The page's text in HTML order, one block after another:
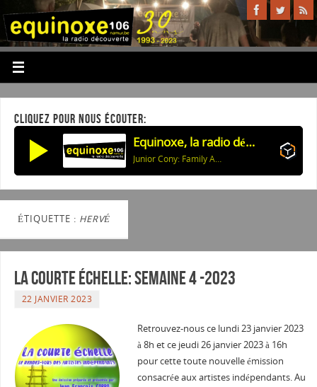
CLIQUEZ POUR NOUS ÉCOUTER:
Equinoxe, la radio découverte
Junior Cony: Family Affair
ÉTIQUETTE : HERVÉ
La courte échelle: semaine 4 -2023
22 JANVIER 2023
Retrouvez-nous ce lundi 23 janvier 2023
à 8h et ce jeudi 26 janvier 2023 à 16h
pour cette toute nouvelle émission
consacrée aux artistes indépendants. Au